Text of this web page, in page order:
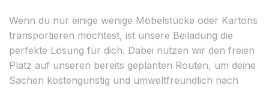
Wenn du nur einige wenige Möbelstücke oder Kartons
transportieren möchtest, ist unsere Beiladung die
perfekte Lösung für dich. Dabei nutzen wir den freien
Platz auf unseren bereits geplanten Routen, um deine
Sachen kostengünstig und umweltfreundlich nach